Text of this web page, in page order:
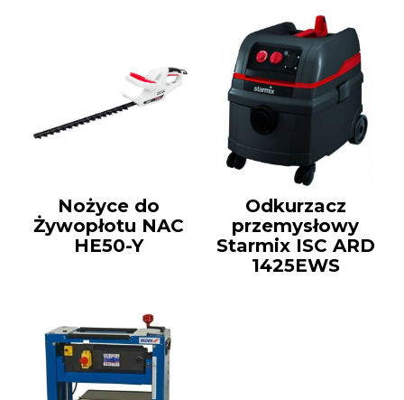
Nożyce do
Żywopłotu NAC
HE50-Y
Odkurzacz
przemysłowy
Starmix ISC ARD
1425EWS